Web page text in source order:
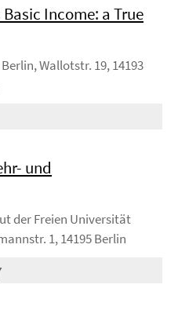
Income: a True
Wallotstr. 19, 14193
und
der Freien Universität
1, 14195 Berlin